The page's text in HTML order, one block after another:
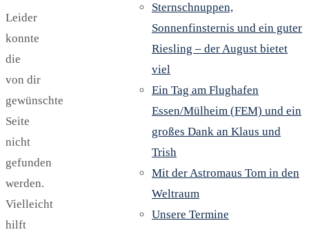
Leider
konnte
die
von dir
gewünschte
Seite
nicht
gefunden
werden.
Vielleicht
hilft
Sternschnuppen,
Sonnenfinsternis und ein guter
Riesling – der August bietet
viel
Ein Tag am Flughafen
Essen/Mülheim (FEM) und ein
großes Dank an Klaus und
Trish
Mit der Astromaus Tom in den
Weltraum
Unsere Termine